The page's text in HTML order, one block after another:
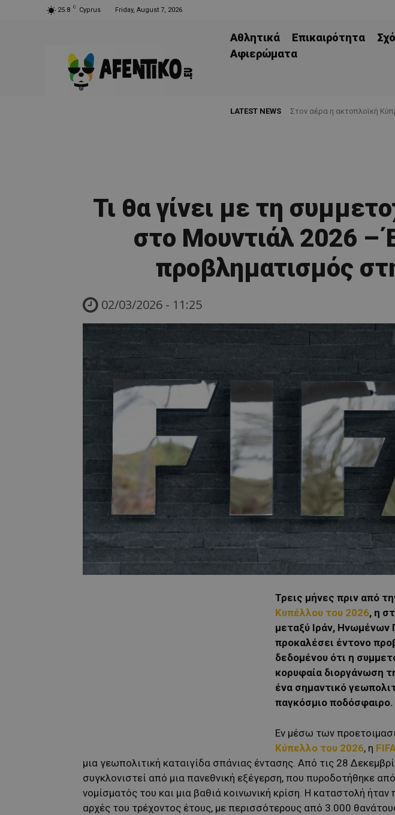
25.8 C Cyprus Friday, August 7, 2026
Αθλητικά Επικαιρότητα
Aφιερώματα
LATEST NEWS Στον αέρα η ακτοπλοϊκή
Τι θα γίνει με τη
στο Μουντιάλ 2026 –
προβληματισμός
02/03/2026 - 11:25
Τρεις μήνες πριν από
Κυπέλλου του 2026, η
μεταξύ Ιράν, Ηνωμένων
προκαλέσει έντονο
δεδομένου ότι η
κορυφαία διοργάνωση
ένα σημαντικό
παγκόσμιο ποδόσφαιρο.
Εν μέσω των
Κύπελλο του 2026, η
μια γεωπολιτική καταιγίδα σπάνιας έντασης. Από τις 28
συγκλονιστεί από μια πανεθνική εξέγερση, που πυροδοτήθηκε
νομίσματός του και μια βαθιά κοινωνική κρίση. Η καταστολή
αρχές του τρέχοντος έτους, με περισσότερους από 3.000